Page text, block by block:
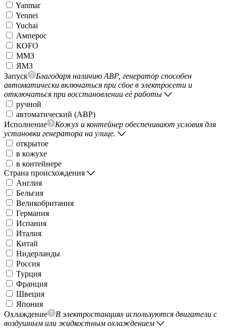
Yanmar
Yennei
Yuchai
Амперос
КОFO
ММЗ
ЯМЗ
Запуск
Благодаря наличию АВР, генератор способен
автоматически включаться при сбое в электросети и
отключаться при восстановлении её работы
ручной
автоматический (АВР)
Исполнение
Кожух и контейнер обеспечивают условия для
установки генератора на улице.
открытое
в кожухе
в контейнере
Страна происхождения
Англия
Бельгия
Великобритания
Германия
Испания
Италия
Китай
Нидерланды
Россия
Турция
Франция
Швеция
Япония
Охлаждение
В электростанциях используются двигатели с
воздушным или жидкостным охлаждением